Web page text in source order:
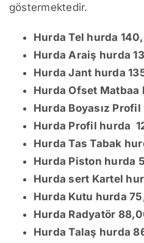
göstermektedir.
Hurda Tel hurda
Hurda Araiş hurda
Hurda Jant hurda
Hurda Ofset
Hurda Boyasız
Hurda Profil hurda
Hurda Tas Tabak
Hurda Piston hurda
Hurda sert Kartel
Hurda Kutu hurda
Hurda Radyatör
Hurda Talaş hurda